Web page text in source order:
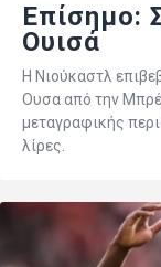
Επίσημο:
Ουισά
Η Νιούκαστλ
Ουσα από την
μεταγραφικής
λίρες.